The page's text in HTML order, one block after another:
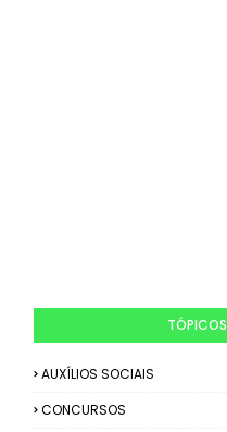
TÓPICOS
AUXÍLIOS SOCIAIS
CONCURSOS